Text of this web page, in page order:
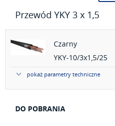
Przewód YKY 3 x 1,5
Czarny
YKY-10/3x1,5/25
pokaż parametry techniczne
DO POBRANIA